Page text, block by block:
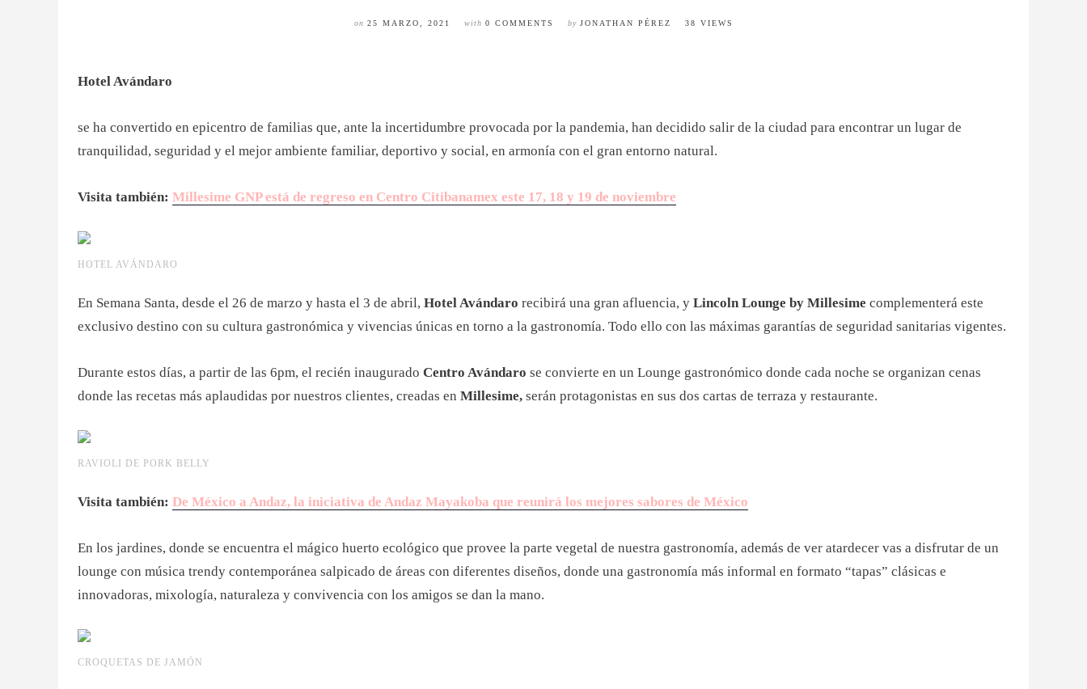
on 25 MARZO, 2021 with 0 COMMENTS by JONATHAN PÉREZ 38 VIEWS
Hotel Avándaro
se ha convertido en epicentro de familias que, ante la incertidumbre provocada por la pandemia, han decidido salir de la ciudad para encontrar un lugar de
tranquilidad, seguridad y el mejor ambiente familiar, deportivo y social, en armonía con el gran entorno natural.
Visita también: Millesime GNP está de regreso en Centro Citibanamex este 17, 18 y 19 de noviembre
HOTEL AVÁNDARO
En Semana Santa, desde el 26 de marzo y hasta el 3 de abril, Hotel Avándaro recibirá una gran afluencia, y Lincoln Lounge by Millesime complementerá este
exclusivo destino con su cultura gastronómica y vivencias únicas en torno a la gastronomía. Todo ello con las máximas garantías de seguridad sanitarias vigentes.
Durante estos días, a partir de las 6pm, el recién inaugurado Centro Avándaro se convierte en un Lounge gastronómico donde cada noche se organizan cenas
donde las recetas más aplaudidas por nuestros clientes, creadas en Millesime, serán protagonistas en sus dos cartas de terraza y restaurante.
RAVIOLI DE PORK BELLY
Visita también: De México a Andaz, la iniciativa de Andaz Mayakoba que reunirá los mejores sabores de México
En los jardines, donde se encuentra el mágico huerto ecológico que provee la parte vegetal de nuestra gastronomía, además de ver atardecer vas a disfrutar de un
lounge con música trendy contemporánea salpicado de áreas con diferentes diseños, donde una gastronomía más informal en formato “tapas” clásicas e
innovadoras, mixología, naturaleza y convivencia con los amigos se dan la mano.
CROQUETAS DE JAMÓN